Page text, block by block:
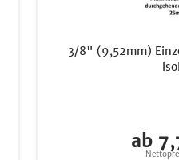
3/8" (9,52mm)
ab